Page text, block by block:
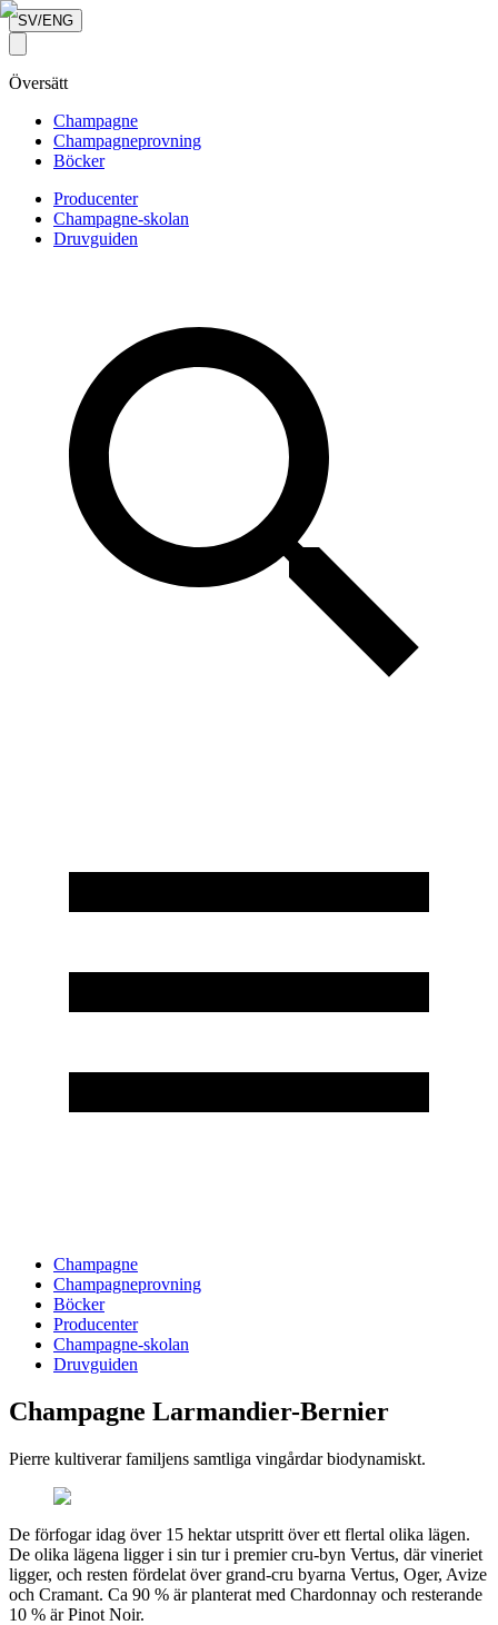
SV/ENG
Översätt
Champagne
Champagneprovning
Böcker
Producenter
Champagne-skolan
Druvguiden
Champagne
Champagneprovning
Böcker
Producenter
Champagne-skolan
Druvguiden
Champagne Larmandier-Bernier
Pierre kultiverar familjens samtliga vingårdar biodynamiskt.
De förfogar idag över 15 hektar utspritt över ett flertal olika lägen.
De olika lägena ligger i sin tur i premier cru-byn Vertus, där vineriet
ligger, och resten fördelat över grand-cru byarna Vertus, Oger, Avize
och Cramant. Ca 90 % är planterat med Chardonnay och resterande
10 % är Pinot Noir.